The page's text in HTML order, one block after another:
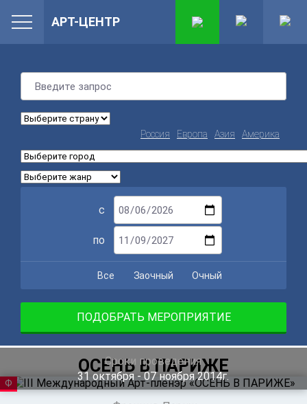
Россия Европа Азия Америка
с
по
Все Заочный Очный
ПОДОБРАТЬ МЕРОПРИЯТИЕ
ОСЕНЬ В ПАРИЖЕ
Сроки проведения
31октября ‐ 07ноября 2014г.
ФЕСТИВАЛЬ
АРТ-ЦЕНТР